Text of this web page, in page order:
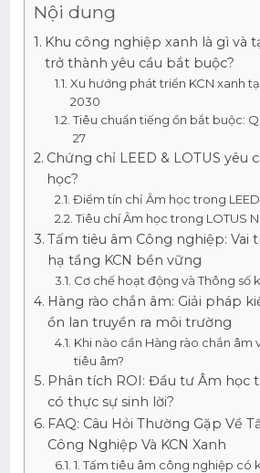
Nội dung
Khu công nghiệp xanh là gì và
trở thành yêu cầu bắt buộc?
Xu hướng phát triển KCN xanh
2030
Tiêu chuẩn tiếng ồn bắt buộc:
27
Chứng chỉ LEED & LOTUS yêu
học?
Điểm tín chỉ Âm học trong LEED
Tiêu chí Âm học trong LOTUS
Tấm tiêu âm Công nghiệp: Vai
hạ tầng KCN bền vững
Cơ chế hoạt động và Thông số
Hàng rào chắn âm: Giải pháp
ồn lan truyền ra môi trường
Khi nào cần Hàng rào chắn âm
tiêu âm?
Phân tích ROI: Đầu tư Âm học
có thực sự sinh lời?
FAQ: Câu Hỏi Thường Gặp Về
Công Nghiệp Và KCN Xanh
1. Tấm tiêu âm công nghiệp có